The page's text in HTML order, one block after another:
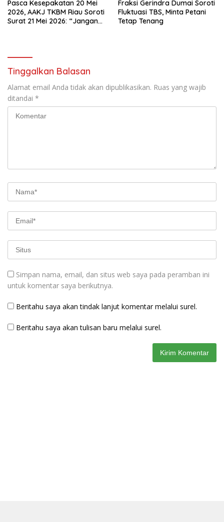
Pasca Kesepakatan 20 Mei
2026, AAKJ TKBM Riau Soroti
Surat 21 Mei 2026: “Jangan
Fraksi Gerindra Dumai Soroti
Fluktuasi TBS, Minta Petani
Tetap Tenang
Tinggalkan Balasan
Alamat email Anda tidak akan dipublikasikan. Ruas yang wajib
ditandai *
Simpan nama, email, dan situs web saya pada peramban ini
untuk komentar saya berikutnya.
Beritahu saya akan tindak lanjut komentar melalui surel.
Beritahu saya akan tulisan baru melalui surel.